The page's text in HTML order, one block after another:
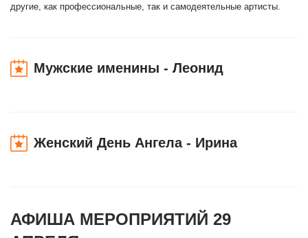
другие, как профессиональные, так и самодеятельные артисты.
Мужские именины - Леонид
Женский День Ангела - Ирина
АФИША МЕРОПРИЯТИЙ 29